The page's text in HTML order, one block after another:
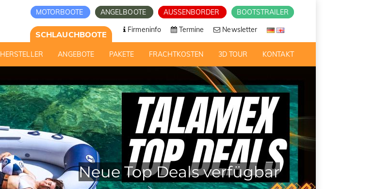
MOTORBOOTE ANGELBOOTE AUSSENBORDER BOOTSTRAILER
SCHLAUCHBOOTE Firmeninfo Termine Newsletter
HERSTELLER ANGEBOTE PAKETE FRACHTKOSTEN 3D TOUR KONTAKT
Neue Top Deals verfügbar